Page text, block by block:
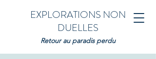
EXPLORATIONS NON
DUELLES
Retour au paradis perdu